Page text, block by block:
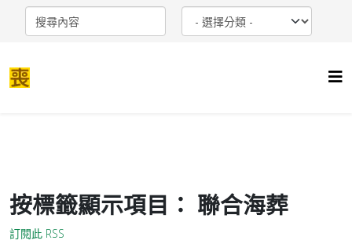
按標籤顯示項目： 聯合海葬
訂閱此 RSS